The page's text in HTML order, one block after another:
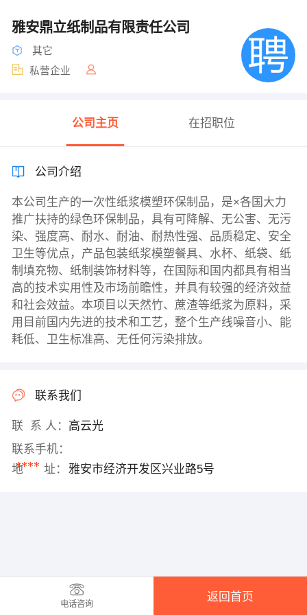
雅安鼎立纸制品有限责任公司
其它
私营企业
公司主页 在招职位
公司介绍
本公司生产的一次性纸浆模塑环保制品，是×各国大力
推广扶持的绿色环保制品，具有可降解、无公害、无污
染、强度高、耐水、耐油、耐热性强、品质稳定、安全
卫生等优点，产品包装纸浆模塑餐具、水杯、纸袋、纸
制填充物、纸制装饰材料等，在国际和国内都具有相当
高的技术实用性及市场前瞻性，并具有较强的经济效益
和社会效益。本项目以天然竹、蔗渣等纸浆为原料，采
用目前国内先进的技术和工艺，整个生产线噪音小、能
耗低、卫生标准高、无任何污染排放。
联系我们
联 系 人： 高云光
联系手机：
****
地 址： 雅安市经济开发区兴业路5号
电话咨询
返回首页